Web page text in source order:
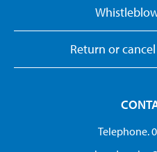
Return or
Telephone.